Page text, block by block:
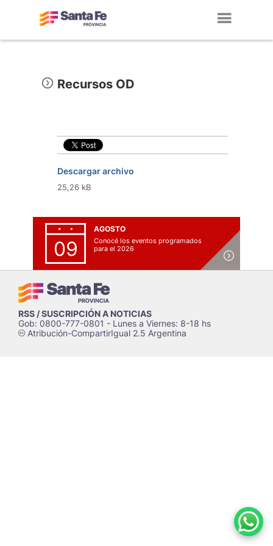
Recursos OD
Descargar archivo
25,26 kB
09
AGOSTO
Conocé los eventos programados
para el 2026
RSS / SUSCRIPCIÓN A NOTICIAS
Gob: 0800-777-0801 - Lunes a Viernes: 8-18 hs
cAtribución-CompartirIgual 2.5 Argentina